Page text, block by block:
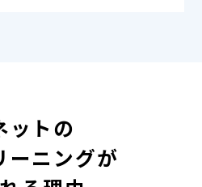
ットの
ーニングが